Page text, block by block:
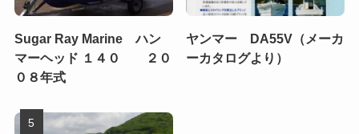
Sugar Ray Marine ハン
マーヘッド １４０ ２０
０８年式
ヤンマー DA55V（メーカ
ーカタログより）